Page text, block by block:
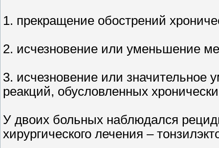
1. прекращение обострений
2. исчезновение или уменьшение
3. исчезновение или значительное
реакций, обусловленных
У двоих больных наблюдался
хирургического лечения –